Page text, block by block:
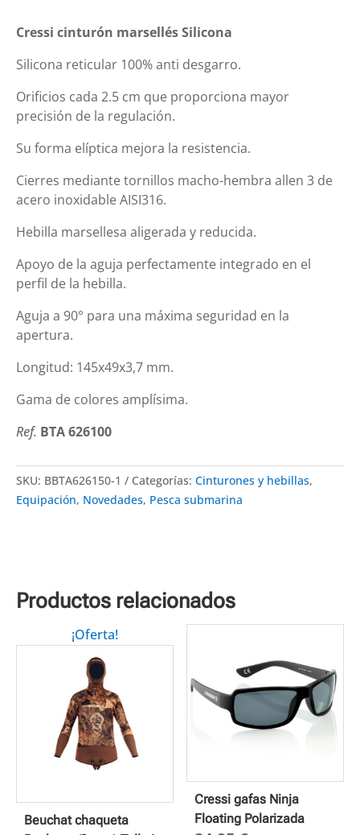
Silicona
Cressi cinturón marsellés Silicona
Silicona reticular 100% anti desgarro.
Orificios cada 2.5 cm que proporciona mayor
precisión de la regulación.
Su forma elíptica mejora la resistencia.
Cierres mediante tornillos macho-hembra allen 3 de
acero inoxidable AISI316.
Hebilla marsellesa aligerada y reducida.
Apoyo de la aguja perfectamente integrado en el
perfil de la hebilla.
Aguja a 90° para una máxima seguridad en la
apertura.
Longitud: 145x49x3,7 mm.
Gama de colores amplísima.
Ref. BTA 626100
SKU: BBTA626150-1 Categorías: Cinturones y hebillas,
Equipación, Novedades, Pesca submarina
Productos relacionados
¡Oferta!
Beuchat chaqueta
Cressi gafas Ninja
Floating Polarizada